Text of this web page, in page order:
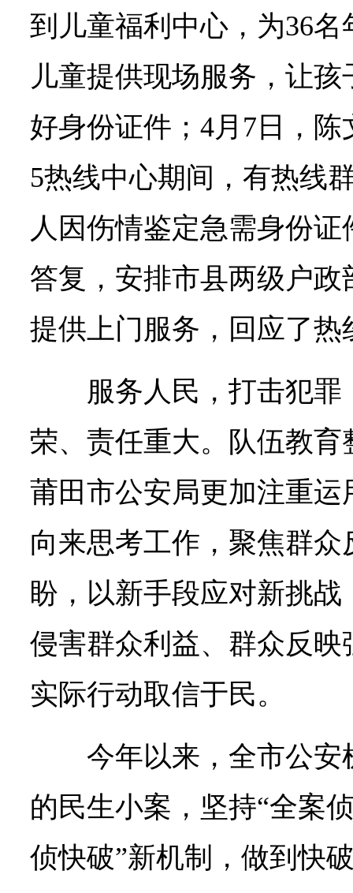
到儿童福利中心，为36
儿童提供现场服务，让
好身份证件；4月7日，陈
5热线中心期间，有热线
人因伤情鉴定急需身份
答复，安排市县两级户
提供上门服务，回应了
服务人民，打击犯
荣、责任重大。队伍教
莆田市公安局更加注重
向来思考工作，聚焦群
盼，以新手段应对新挑
侵害群众利益、群众反
实际行动取信于民。
今年以来，全市公
的民生小案，坚持“全案
侦快破”新机制，做到快